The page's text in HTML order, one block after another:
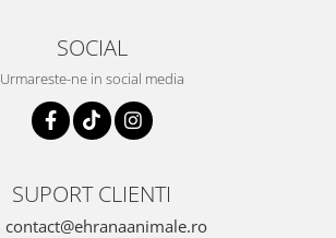
SOCIAL
Urmareste-ne in social media
SUPORT CLIENTI
contact@ehranaanimale.ro